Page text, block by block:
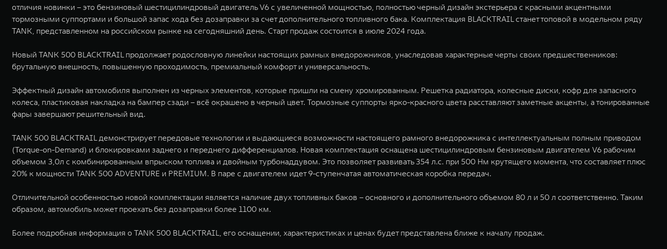
отличия новинки – это бензиновый шестицилиндровый двигатель V6 c увеличенной мощностью, полностью черный дизайн экстерьера с красными акцентными
тормозными суппортами и большой запас хода без дозаправки за счет дополнительного топливного бака. Комплектация BLACKTRAIL станет топовой в модельном ряду
TANK, представленном на российском рынке на сегодняшний день. Cтарт продаж состоится в июле 2024 года.
Новый TANK 500 BLACKTRAIL продолжает родословную линейки настоящих рамных внедорожников, унаследовав характерные черты своих предшественников:
брутальную внешность, повышенную проходимость, премиальный комфорт и универсальность.
Эффектный дизайн автомобиля выполнен из черных элементов, которые пришли на смену хромированным. Решетка радиатора, колесные диски, кофр для запасного
колеса, пластиковая накладка на бампер сзади – всё окрашено в черный цвет. Тормозные суппорты ярко-красного цвета расставляют заметные акценты, а тонированные
фары завершают решительный вид.
TANK 500 BLACKTRAIL демонстрирует передовые технологии и выдающиеся возможности настоящего рамного внедорожника с интеллектуальным полным приводом
(Torque-on-Demand) и блокировками заднего и переднего дифференциалов. Новая комплектация оснащена шестицилиндровым бензиновым двигателем V6 рабочим
объемом 3,0л с комбинированным впрыском топлива и двойным турбонаддувом. Это позволяет развивать 354 л.с. при 500 Нм крутящего момента, что составляет плюс
20% к мощности TANK 500 ADVENTURE и PREMIUM. В паре с двигателем идет 9-ступенчатая автоматическая коробка передач.
Отличительной особенностью новой комплектации является наличие двух топливных баков – основного и дополнительного объемом 80 л и 50 л соответственно. Таким
образом, автомобиль может проехать без дозаправки более 1100 км.
Более подробная информация о TANK 500 BLACKTRAIL, его оснащении, характеристиках и ценах будет представлена ближе к началу продаж.